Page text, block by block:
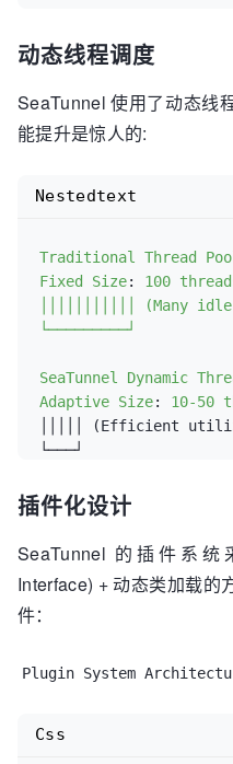
动态线程调度
SeaTunnel 使用了动态线
能提升是惊人的:
Traditional Thread
Fixed Size:
100
│││││││││││ (Many
└─────────┘
SeaTunnel Dynamic
Adaptive Size:
10-50
│││││ (Efficient
Nestedtext
插件化设计
SeaTunnel 的插件系统
Interface) + 动态类加载的
件：
Plugin System
Css